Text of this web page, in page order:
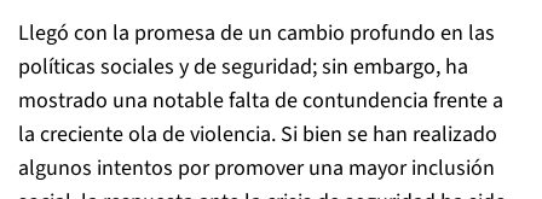
Llegó con la promesa de un cambio profundo en las
políticas sociales y de seguridad; sin embargo, ha
mostrado una notable falta de contundencia frente a
la creciente ola de violencia. Si bien se han realizado
algunos intentos por promover una mayor inclusión